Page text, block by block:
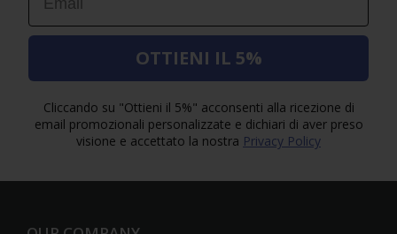
OTTIENI IL 5%
Cliccando su "Ottieni il 5%" acconsenti alla ricezione di
email promozionali personalizzate e dichiari di aver preso
visione e accettato la nostra Privacy Policy